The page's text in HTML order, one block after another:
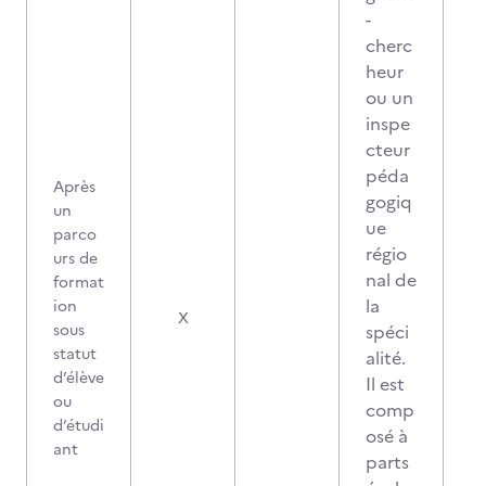
Après
un
parco
urs de
format
ion
sous
statut
d’élève
ou
d’étudi
ant
X
-
cherc
heur
ou un
inspe
cteur
péda
gogiq
ue
régio
nal de
la
spéci
alité.
Il est
comp
osé à
parts